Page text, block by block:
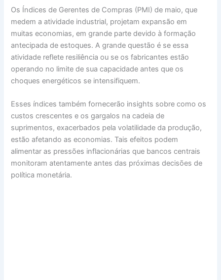
Os Índices de Gerentes de Compras (PMI) de maio, que
medem a atividade industrial, projetam expansão em
muitas economias, em grande parte devido à formação
antecipada de estoques. A grande questão é se essa
atividade reflete resiliência ou se os fabricantes estão
operando no limite de sua capacidade antes que os
choques energéticos se intensifiquem.
Esses índices também fornecerão insights sobre como os
custos crescentes e os gargalos na cadeia de
suprimentos, exacerbados pela volatilidade da produção,
estão afetando as economias. Tais efeitos podem
alimentar as pressões inflacionárias que bancos centrais
monitoram atentamente antes das próximas decisões de
política monetária.